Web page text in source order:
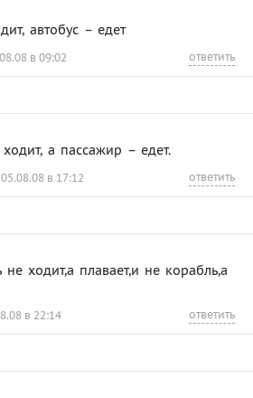
автобус – едет
в 09:02 ответить
а пассажир – едет.
05.08.08 в 17:12 ответить
ходит,а плавает,и не корабль,а
в 22:14 ответить